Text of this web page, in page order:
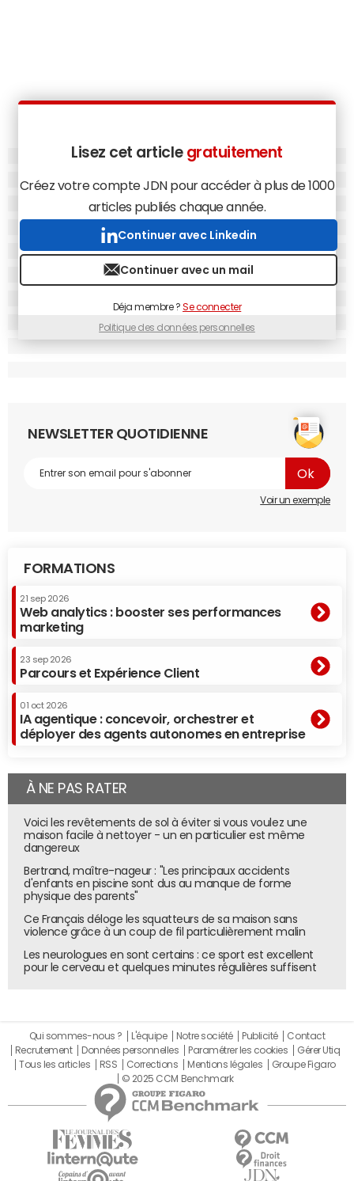
Lisez cet article gratuitement
Créez votre compte JDN pour accéder à plus de 1000
articles publiés chaque année.
Continuer avec Linkedin
Continuer avec un mail
Déja membre ?Se connecter
Politique des données personnelles
NEWSLETTER QUOTIDIENNE
Voir un exemple
FORMATIONS
21 sep 2026
Web analytics : booster ses performances
marketing
23 sep 2026
Parcours et Expérience Client
01 oct 2026
IA agentique : concevoir, orchestrer et
déployer des agents autonomes en entreprise
À NE PAS RATER
Voici les revêtements de sol à éviter si vous voulez une
maison facile à nettoyer - un en particulier est même
dangereux
Bertrand, maître-nageur : "Les principaux accidents
d'enfants en piscine sont dus au manque de forme
physique des parents"
Ce Français déloge les squatteurs de sa maison sans
violence grâce à un coup de fil particulièrement malin
Les neurologues en sont certains : ce sport est excellent
pour le cerveau et quelques minutes régulières suffisent
Qui sommes-nous ? L'équipe Notre société Publicité
Contact
Recrutement
Données personnelles Paramétrer les cookies
Gérer Utiq
Tous les articles
RSS Corrections Mentions légales
Groupe Figaro
© 2025 CCM Benchmark